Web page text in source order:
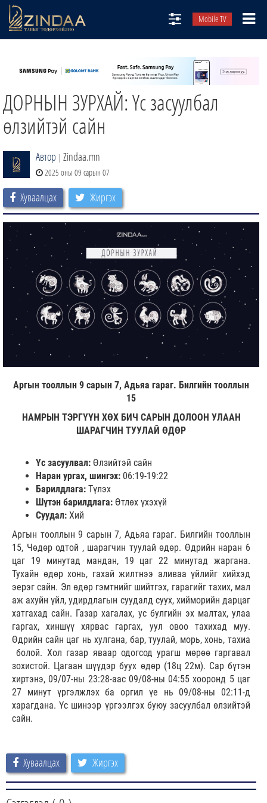
Mobile TV
ТВ8
ӨГЛӨӨНИЙ СОНИН
АУДИО ЗОХИОЛ
ДОРНЫН ЗУРХАЙ: Үс засуулбал
өлзийтэй сайн
Автор | Zindaa.mn
2025 оны 09 сарын 07
Хуваалцах Жиргэх
Аргын тооллын 9 сарын 7, Адьяа гараг. Билгийн тооллын
15
НАМРЫН ТЭРГҮҮН ХӨХ БИЧ САРЫН ДОЛООН УЛААН
ШАРАГЧИН ТУУЛАЙ ӨДӨР
Үс засуулвал: Өлзийтэй сайн
Наран ургах, шингэх: 06:19-19:22
Барилдлага: Түлэх
Шүтэн барилдлага: Өтлөх үхэхүй
Суудал: Хий
Аргын тооллын 9 сарын 7, Адьяа гараг. Билгийн тооллын
15, Чөдөр одтой , шарагчин туулай өдөр. Өдрийн наран 6
цаг 19 минутад мандан, 19 цаг 22 минутад жаргана.
Тухайн өдөр хонь, гахай жилтнээ аливаа үйлийг хийхэд
эерэг сайн. Эл өдөр гэмтнийг шийтгэх, гарагийг тахих, мал
аж ахуйн үйл, удирдлагын суудалд суух, хийморийн дарцаг
хатгахад сайн. Газар хагалах, ус булгийн эх малтах, улаа
гаргах, хиншүү хярвас гаргах, уул овоо тахихад муу.
Өдрийн сайн цаг нь хулгана, бар, туулай, морь, хонь, тахиа
болой. Хол газар яваар одогсод урагш мөрөө гаргавал
зохистой. Цагаан шүүдэр буух өдөр (18ц 22м). Сар бүтэн
хиртэнэ, 09/07-ны 23:28-аас 09/08-ны 04:55 хооронд 5 цаг
27 минут үргэлжлэх ба оргил үе нь 09/08-ны 02:11-д
харагдана. Үс шинээр үргээлгэх буюу засуулбал өлзийтэй
сайн.
Хуваалцах Жиргэх